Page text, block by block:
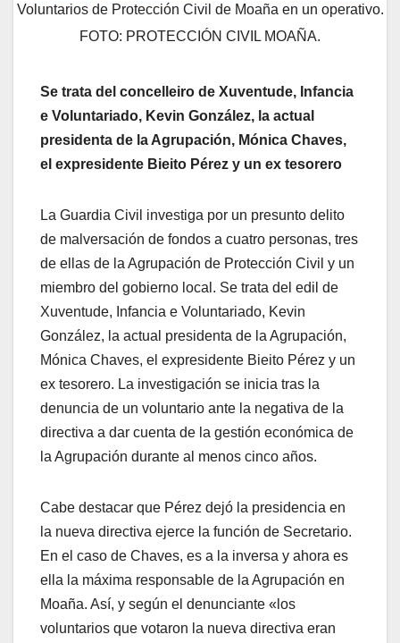
Voluntarios de Protección Civil de Moaña en un operativo.
FOTO: PROTECCIÓN CIVIL MOAÑA.
Se trata del concelleiro de Xuventude, Infancia
e Voluntariado, Kevin González, la actual
presidenta de la Agrupación, Mónica Chaves,
el expresidente Bieito Pérez y un ex tesorero
La Guardia Civil investiga por un presunto delito
de malversación de fondos a cuatro personas, tres
de ellas de la Agrupación de Protección Civil y un
miembro del gobierno local. Se trata del edil de
Xuventude, Infancia e Voluntariado, Kevin
González, la actual presidenta de la Agrupación,
Mónica Chaves, el expresidente Bieito Pérez y un
ex tesorero. La investigación se inicia tras la
denuncia de un voluntario ante la negativa de la
directiva a dar cuenta de la gestión económica de
la Agrupación durante al menos cinco años.
Cabe destacar que Pérez dejó la presidencia en
la nueva directiva ejerce la función de Secretario.
En el caso de Chaves, es a la inversa y ahora es
ella la máxima responsable de la Agrupación en
Moaña. Así, y según el denunciante «los
voluntarios que votaron la nueva directiva eran